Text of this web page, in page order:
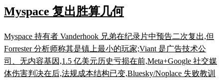
Myspace 复出胜算几何
Myspace 持有者 Vanderhook 兄弟在纪录片中预告二次复出,但
Forrester 分析师称其是镇上最小的玩家;Viant 是广告技术公
司、无内容基因,1.5 亿美元历史亏损在前,Meta+Google 社交媒
体伤害判决在后,法规成本结构已变,Bluesky/Noplace 失败教训